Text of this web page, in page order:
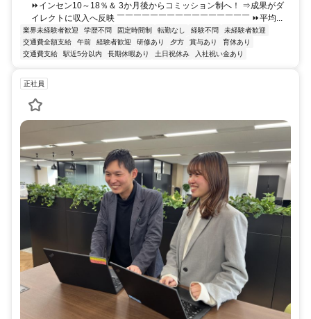
⏩インセン10～18％＆ 3か月後からコミッション制へ！ ⇒成果がダ
イレクトに収入へ反映 ￣￣￣￣￣￣￣￣￣￣￣￣￣￣￣￣ ⏩平均...
業界未経験者歓迎 学歴不問 固定時間制 転勤なし 経験不問
未経験者歓迎
交通費全額支給
午前 経験者歓迎 研修あり 夕方 賞与あり
育休あり
交通費支給
駅近5分以内 長期休暇あり 土日祝休み 入社祝い金あり
正社員